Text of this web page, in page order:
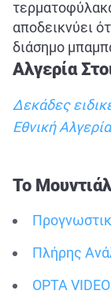
αποδεικνύει
διάσημο
Αλγερία
Δεκάδες
Εθνική
Το
Πλήρης
OPTA